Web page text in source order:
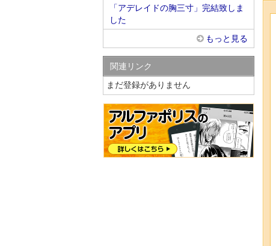
「アデレイドの胸三寸」完結致しま
した
もっと見る
関連リンク
まだ登録がありません